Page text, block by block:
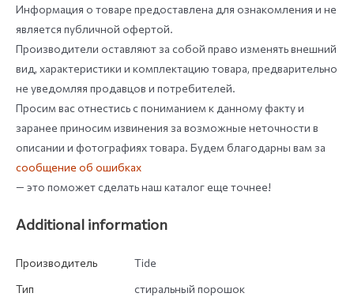
Информация о товаре предоставлена для ознакомления и не
является публичной офертой.
Производители оставляют за собой право изменять внешний
вид, характеристики и комплектацию товара, предварительно
не уведомляя продавцов и потребителей.
Просим вас отнестись с пониманием к данному факту и
заранее приносим извинения за возможные неточности в
описании и фотографиях товара. Будем благодарны вам за
сообщение об ошибках
— это поможет сделать наш каталог еще точнее!
Additional information
Производитель
Tide
Тип
стиральный порошок